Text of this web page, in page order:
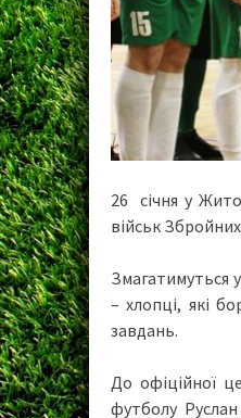
26 січня у
військ
Змагатимуться
– хлопці, які
завдань.
До офіційної
футболу